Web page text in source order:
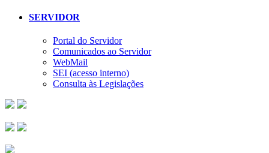
SERVIDOR
Portal do Servidor
Comunicados ao Servidor
WebMail
SEI (acesso interno)
Consulta às Legislações